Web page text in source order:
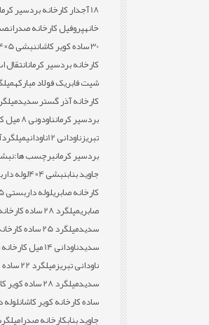
18 آجدار کارخانه بردسیر کرمان
خانهپروفیل کارخانه صدرا
30 ساده کویر کاشان
نبشی 5×4
کارخانه بردسیر کرمانانتقال
شیت فابریک فولاد مبارکه
کارخانه آذر گستر سدید
بردسیر کرمان
تبریزناودانی 12 ناودانی
بردسیر کرمانبرچسب ها:
جاوید بنابنبشی 4×4
کارخانه صابری
صابری
میلگرد 28 ساده
سدید
میلگرد 25 ساده
سدیدناودانی 14 میل کارخانه تبریز
ناودانی تبریز
سدیدمیلگرد 28 ساده کویر کاشان
ساده کارخانه کویر کاشانلوله
جاوید بنابکارخانه صدرا